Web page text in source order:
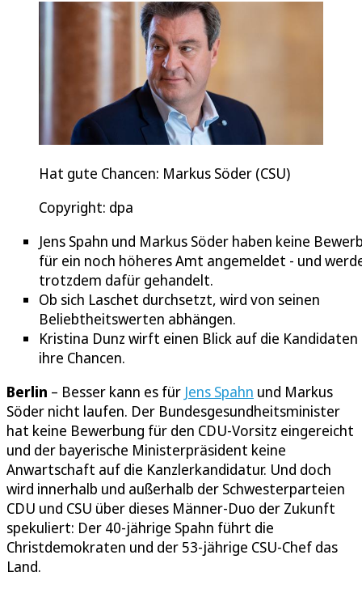
Hat gute Chancen: Markus Söder (CSU)
Copyright: dpa
Jens Spahn und Markus Söder haben keine
für ein noch höheres Amt angemeldet - und
trotzdem dafür gehandelt.
Ob sich Laschet durchsetzt, wird von seinen
Beliebtheitswerten abhängen.
Kristina Dunz wirft einen Blick auf die Kandidaten
ihre Chancen.
Berlin – Besser kann es für Jens Spahn und Markus
Söder nicht laufen. Der Bundesgesundheitsminister
hat keine Bewerbung für den CDU-Vorsitz eingereicht
und der bayerische Ministerpräsident keine
Anwartschaft auf die Kanzlerkandidatur. Und doch
wird innerhalb und außerhalb der Schwesterparteien
CDU und CSU über dieses Männer-Duo der Zukunft
spekuliert: Der 40-jährige Spahn führt die
Christdemokraten und der 53-jährige CSU-Chef das
Land.